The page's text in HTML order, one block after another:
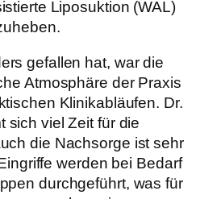
Liposuktion (WAL)
gefallen hat, war die
Atmosphäre der Praxis
Klinikabläufen. Dr.
sich viel Zeit für die
die Nachsorge ist sehr
werden bei Bedarf
durchgeführt, was für